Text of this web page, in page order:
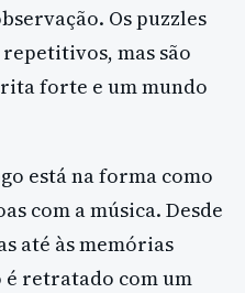
Os puzzles
mas são
forte e um mundo
está na forma como
com a música. Desde
até às memórias
é retratado com um